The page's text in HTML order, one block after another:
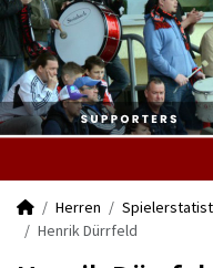
Herren
Henrik Dürrfeld